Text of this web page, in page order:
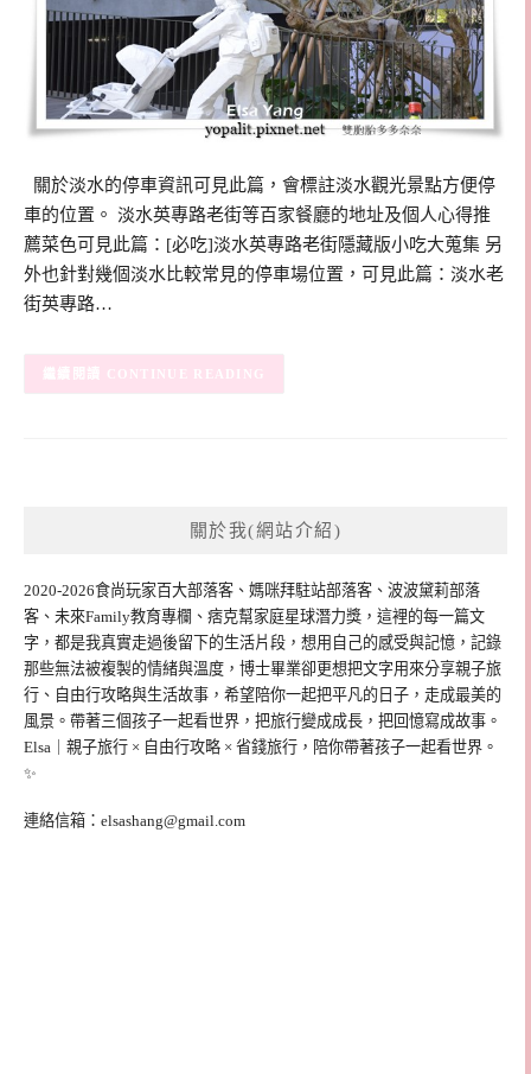
關於淡水的停車資訊可見此篇，會標註淡水觀光景點方便停
車的位置。 淡水英專路老街等百家餐廳的地址及個人心得推
薦菜色可見此篇：[必吃]淡水英專路老街隱藏版小吃大蒐集 另
外也針對幾個淡水比較常見的停車場位置，可見此篇：淡水老
街英專路…
CONTINUE READING
關於我(網站介紹)
2020-2026食尚玩家百大部落客、媽咪拜駐站部落客、波波黛莉部落
客、未來Family教育專欄、痞克幫家庭星球潛力獎，這裡的每一篇文
字，都是我真實走過後留下的生活片段，想用自己的感受與記憶，記錄
那些無法被複製的情緒與溫度，博士畢業卻更想把文字用來分享親子旅
行、自由行攻略與生活故事，希望陪你一起把平凡的日子，走成最美的
風景。帶著三個孩子一起看世界，把旅行變成成長，把回憶寫成故事。
Elsa｜親子旅行 × 自由行攻略 × 省錢旅行，陪你帶著孩子一起看世界。
✨
連絡信箱： elsashang@gmail.com